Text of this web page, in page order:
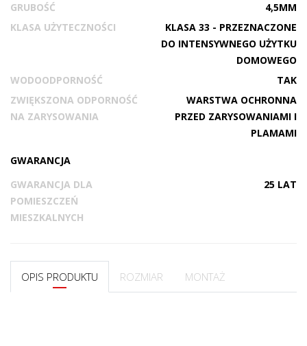
GRUBOŚĆ
4,5MM
KLASA UŻYTECZNOŚCI
KLASA 33 - PRZEZNACZONE
DO INTENSYWNEGO UŻYTKU
DOMOWEGO
WODOODPORNOŚĆ
TAK
ZWIĘKSZONA ODPORNOŚĆ
NA ZARYSOWANIA
WARSTWA OCHRONNA
PRZED ZARYSOWANIAMI I
PLAMAMI
GWARANCJA
GWARANCJA DLA
POMIESZCZEŃ
MIESZKALNYCH
25 LAT
OPIS PRODUKTU ROZMIAR MONTAŻ